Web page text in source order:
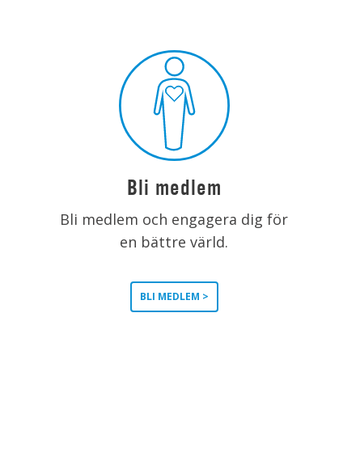
Bli medlem
Bli medlem och engagera dig för
en bättre värld.
BLI MEDLEM >